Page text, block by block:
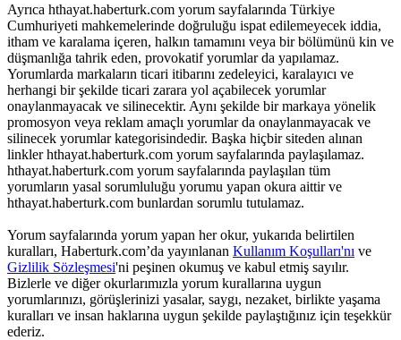
Ayrıca hthayat.haberturk.com yorum sayfalarında Türkiye
Cumhuriyeti mahkemelerinde doğruluğu ispat edilemeyecek iddia,
itham ve karalama içeren, halkın tamamını veya bir bölümünü kin ve
düşmanlığa tahrik eden, provokatif yorumlar da yapılamaz.
Yorumlarda markaların ticari itibarını zedeleyici, karalayıcı ve
herhangi bir şekilde ticari zarara yol açabilecek yorumlar
onaylanmayacak ve silinecektir. Aynı şekilde bir markaya yönelik
promosyon veya reklam amaçlı yorumlar da onaylanmayacak ve
silinecek yorumlar kategorisindedir. Başka hiçbir siteden alınan
linkler hthayat.haberturk.com yorum sayfalarında paylaşılamaz.
hthayat.haberturk.com yorum sayfalarında paylaşılan tüm
yorumların yasal sorumluluğu yorumu yapan okura aittir ve
hthayat.haberturk.com bunlardan sorumlu tutulamaz.
Yorum sayfalarında yorum yapan her okur, yukarıda belirtilen
kuralları, Haberturk.com’da yayınlanan Kullanım Koşulları'nı ve
Gizlilik Sözleşmesi'ni peşinen okumuş ve kabul etmiş sayılır.
Bizlerle ve diğer okurlarımızla yorum kurallarına uygun
yorumlarınızı, görüşlerinizi yasalar, saygı, nezaket, birlikte yaşama
kuralları ve insan haklarına uygun şekilde paylaştığınız için teşekkür
ederiz.